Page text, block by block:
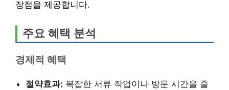
장점을 제공합니다.
주요 혜택 분석
경제적 혜택
절약효과: 복잡한 서류 작업이나 방문 시간을 줄